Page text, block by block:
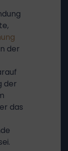
der
der
das